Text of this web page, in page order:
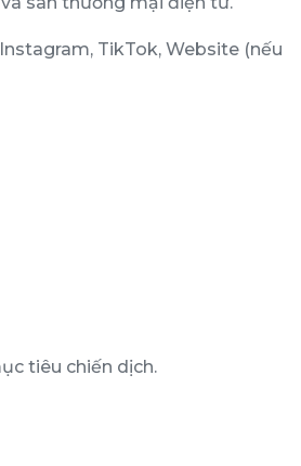
TikTok, Website (nếu
tiêu chiến dịch.